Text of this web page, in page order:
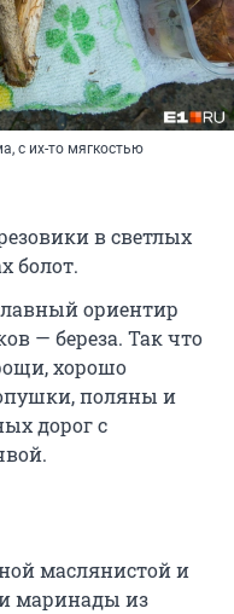
с их-то мягкостью
в светлых
болот.
ориентир
— береза. Так что
хорошо
поляны и
дорог с
маслянистой и
маринады из